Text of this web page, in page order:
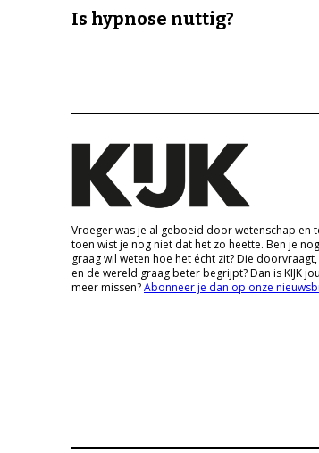
Is hypnose nuttig?
Vroeger was je al geboeid door wetenschap en
toen wist je nog niet dat het zo heette. Ben je
graag wil weten hoe het écht zit? Die
en de wereld graag beter begrijpt? Dan is KIJK
meer missen?Abonneer je dan op onze